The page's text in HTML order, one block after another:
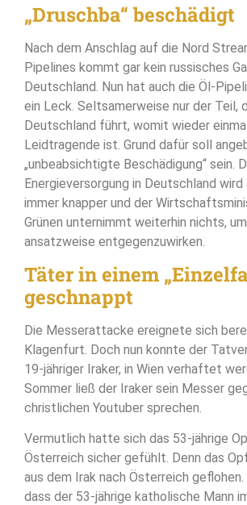
„Druschba“ beschädigt
Nach dem Anschlag auf die Nord
Pipelines kommt gar kein russisches
Deutschland. Nun hat auch die Öl-
ein Leck. Seltsamerweise nur der Teil,
Deutschland führt, womit wieder
Leidtragende ist. Grund dafür soll
„unbeabsichtigte Beschädigung“ sein.
Energieversorgung in Deutschland wird
immer knapper und der
Grünen unternimmt weiterhin nichts,
ansatzweise entgegenzuwirken.
Täter in einem
geschnappt
Die Messerattacke ereignete sich
Klagenfurt. Doch nun konnte der
19-jähriger Iraker, in Wien verhaftet
Sommer ließ der Iraker sein Messer
christlichen Youtuber sprechen.
Vermutlich hatte sich das 53-jährige
Österreich sicher gefühlt. Denn das
aus dem Irak nach Österreich geflohen.
dass der 53-jährige katholische Mann